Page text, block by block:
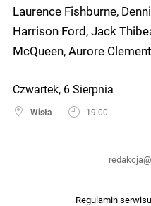
Laurence Fishburne,
Harrison Ford, Jack
McQueen, Aurore
Czwartek, 6 Sierpnia
Wisła 19.00
Regulamin serwisu